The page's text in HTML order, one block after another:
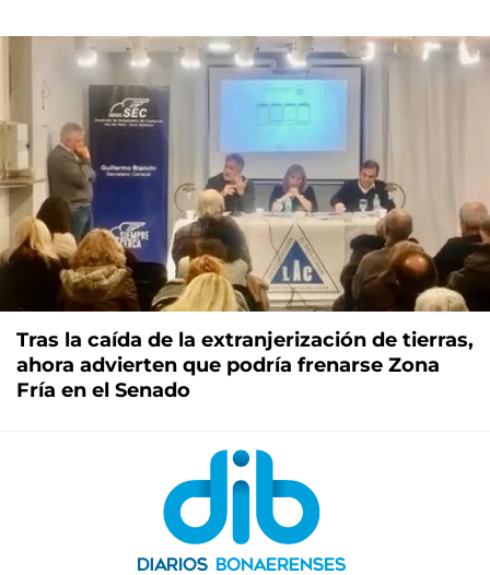
Tras la caída de la extranjerización de tierras,
ahora advierten que podría frenarse Zona
Fría en el Senado